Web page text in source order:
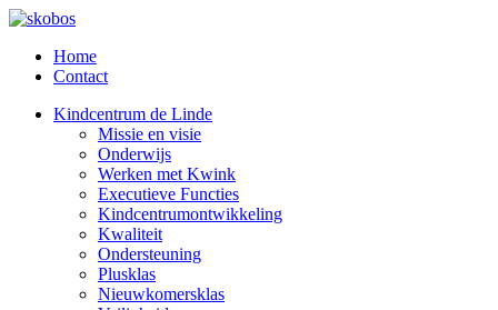
Home
Contact
Kindcentrum de Linde
Missie en visie
Onderwijs
Werken met Kwink
Executieve Functies
Kindcentrumontwikkeling
Kwaliteit
Ondersteuning
Plusklas
Nieuwkomersklas